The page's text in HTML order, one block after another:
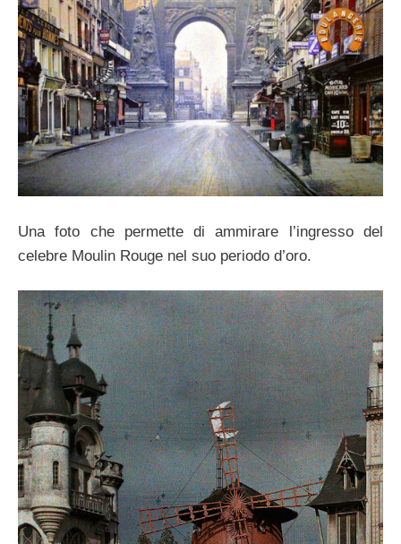
Una foto che permette di ammirare l’ingresso del
celebre Moulin Rouge nel suo periodo d’oro.